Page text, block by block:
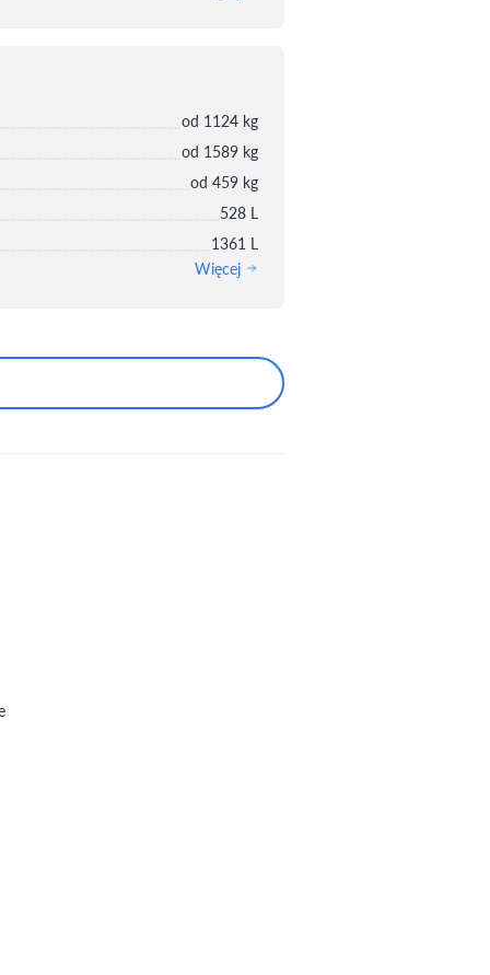
od 1124 kg
od 1589 kg
od 459 kg
528 L
1361 L
Więcej